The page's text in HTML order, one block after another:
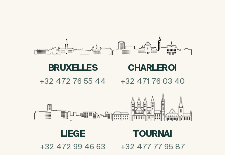
BRUXELLES
+32 472 76 55 44
CHARLEROI
+32 471 76 03 40
LIEGE
+32 472 99 46 63
TOURNAI
+32 477 77 95 87